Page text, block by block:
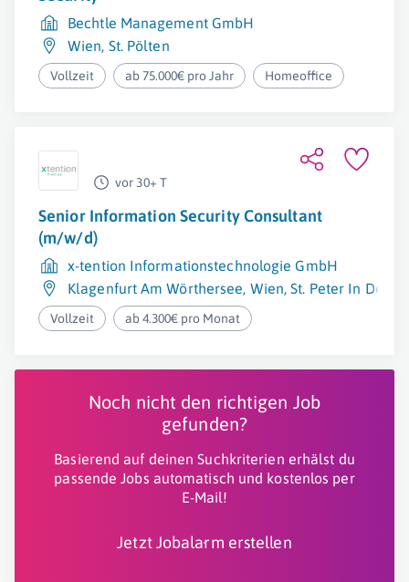
Bechtle Management GmbH
Wien, St. Pölten
Vollzeit ab 75.000€ pro Jahr Homeoffice
vor 30+ T
Senior Information Security Consultant
(m/w/d)
x-tention Informationstechnologie GmbH
Klagenfurt Am Wörthersee, Wien,St. Peter In Der
Vollzeit ab 4.300€ pro Monat
Noch nicht den richtigen Job
gefunden?
Basierend auf deinen Suchkriterien erhälst du
passende Jobs automatisch und kostenlos per
E-Mail!
Jetzt Jobalarm erstellen